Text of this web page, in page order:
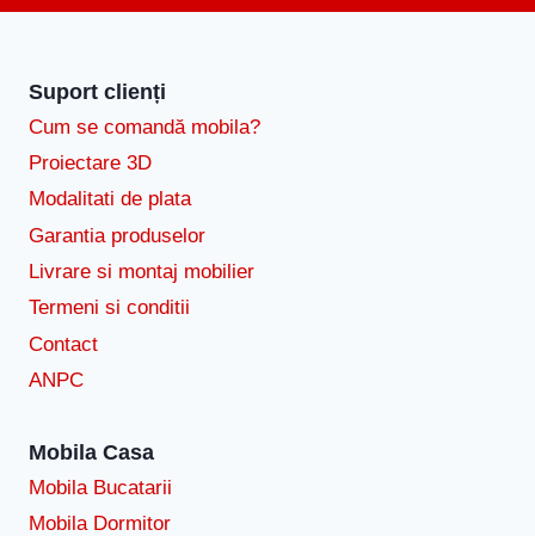
Suport clienți
Cum se comandă mobila?
Proiectare 3D
Modalitati de plata
Garantia produselor
Livrare si montaj mobilier
Termeni si conditii
Contact
ANPC
Mobila Casa
Mobila Bucatarii
Mobila Dormitor